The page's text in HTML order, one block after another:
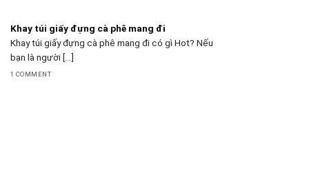
Khay túi giấy đựng cà phê mang đi
Khay túi giấy đựng cà phê mang đi có gì Hot? Nếu
bạn là người [...]
1 COMMENT